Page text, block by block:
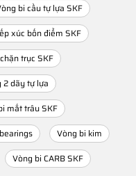
bi cầu tự lựa SKF
xúc bốn điểm SKF
trục SKF
2 dãy tự lựa
mắt trâu SKF
Vòng bi kim
Vòng bi CARB SKF